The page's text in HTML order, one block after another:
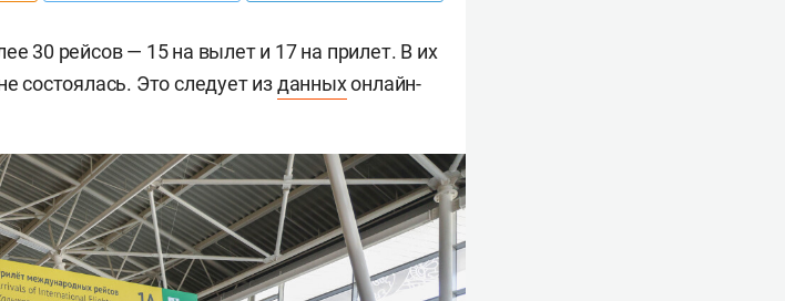
30 рейсов — 15 на вылет и 17 на прилет. В их
состоялась. Это следует изданныхонлайн-